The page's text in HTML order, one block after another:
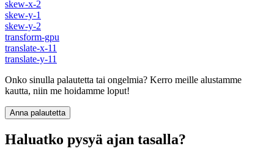
skew-x-2
skew-y-1
skew-y-2
transform-gpu
translate-x-11
translate-y-11
Onko sinulla palautetta tai ongelmia? Kerro meille alustamme
kautta, niin me hoidamme loput!
Anna palautetta
Haluatko pysyä ajan tasalla?